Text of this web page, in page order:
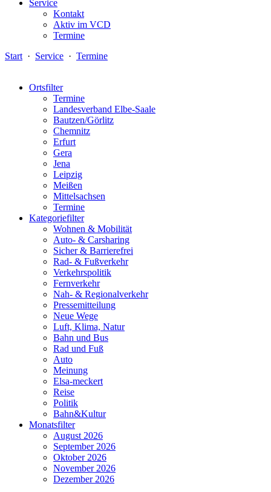
Service
Kontakt
Aktiv im VCD
Termine
Start · Service · Termine
Ortsfilter
Termine
Landesverband Elbe-Saale
Bautzen/Görlitz
Chemnitz
Erfurt
Gera
Jena
Leipzig
Meißen
Mittelsachsen
Termine
Kategoriefilter
Wohnen & Mobilität
Auto- & Carsharing
Sicher & Barrierefrei
Rad- & Fußverkehr
Verkehrspolitik
Fernverkehr
Nah- & Regionalverkehr
Pressemitteilung
Neue Wege
Luft, Klima, Natur
Bahn und Bus
Rad und Fuß
Auto
Meinung
Elsa-meckert
Reise
Politik
Bahn&Kultur
Monatsfilter
August 2026
September 2026
Oktober 2026
November 2026
Dezember 2026